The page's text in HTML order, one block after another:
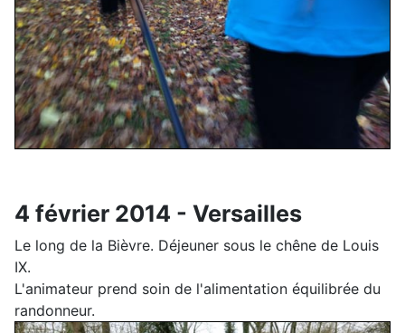
4 février 2014 - Versailles
Le long de la Bièvre. Déjeuner sous le chêne de Louis
IX.
L'animateur prend soin de l'alimentation équilibrée du
randonneur.